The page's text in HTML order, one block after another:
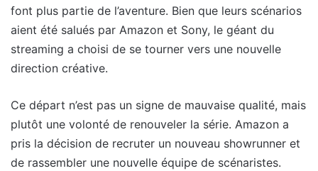
font plus partie de l’aventure. Bien que leurs scénarios
aient été salués par Amazon et Sony, le géant du
streaming a choisi de se tourner vers une nouvelle
direction créative.
Ce départ n’est pas un signe de mauvaise qualité, mais
plutôt une volonté de renouveler la série. Amazon a
pris la décision de recruter un nouveau showrunner et
de rassembler une nouvelle équipe de scénaristes.